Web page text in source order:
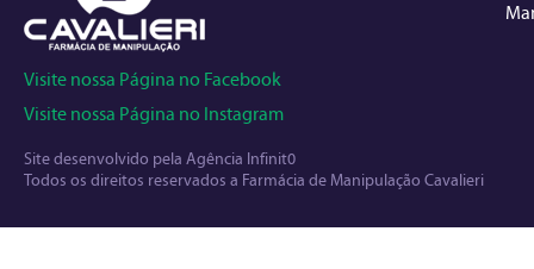
Visite nossa Página no Facebook
Visite nossa Página no Instagram
Site desenvolvido pela Agência Infinit0
Todos os direitos reservados a Farmácia de Manipulação Cavalieri